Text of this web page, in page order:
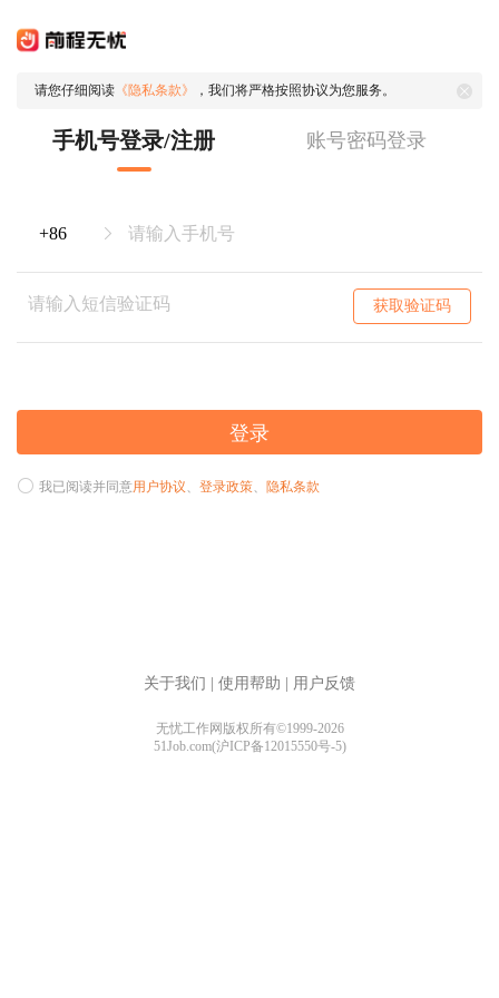
请您仔细阅读 《隐私条款》 ，我们将严格按照协议为您服务。
手机号登录/注册 账号密码登录
获取验证码
登录
我已阅读并同意用户协议、 登录政策、 隐私条款
关于我们 使用帮助 用户反馈
无忧工作网版权所有©1999-2026
51Job.com(沪ICP备12015550号-5)